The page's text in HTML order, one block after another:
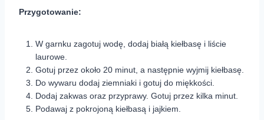
Przygotowanie:
W garnku zagotuj wodę, dodaj białą kiełbasę i liście
laurowe.
Gotuj przez około 20 minut, a następnie wyjmij kiełbasę.
Do wywaru dodaj ziemniaki i gotuj do miękkości.
Dodaj zakwas oraz przyprawy. Gotuj przez kilka minut.
Podawaj z pokrojoną kiełbasą i jajkiem.